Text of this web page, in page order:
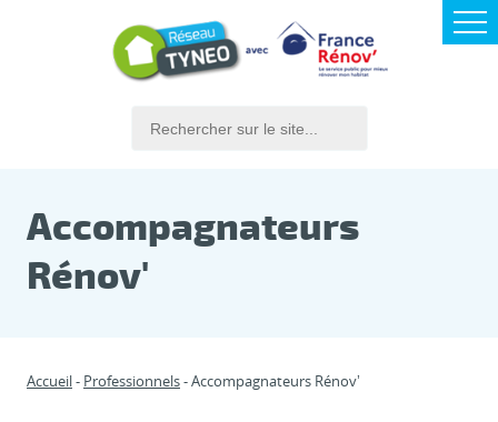
Accompagnateurs
Rénov'
Accueil Professionnels Accompagnateurs Rénov’